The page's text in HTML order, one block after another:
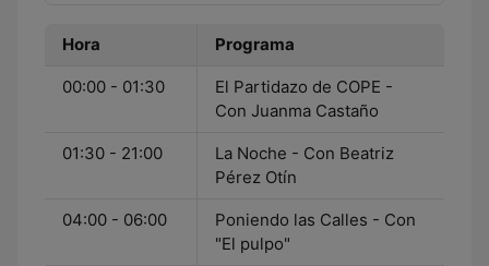
Hora Programa
00:00 - 01:30
El Partidazo de COPE -
Con Juanma Castaño
01:30 - 21:00
La Noche - Con Beatriz
Pérez Otín
04:00 - 06:00
Poniendo las Calles - Con
"El pulpo"